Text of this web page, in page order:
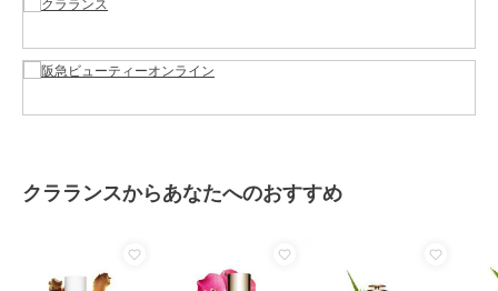
原産国
クラランスからあなたへのおすすめ